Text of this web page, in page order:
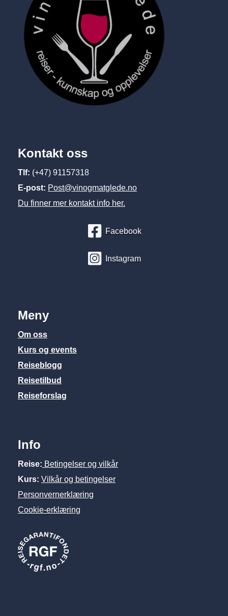
Kontakt oss
Tlf: (+47) 91157318
E-post: Post@vinogmatglede.no
Du finner mer kontakt info her.
Facebook
Instagram
Meny
Om oss
Kurs og events
Reiseblogg
Reisetilbud
Reiseforslag
Info
Reise: Betingelser og vilkår
Kurs: Vilkår og betingelser
Personvernerklæring
Cookie-erklæring